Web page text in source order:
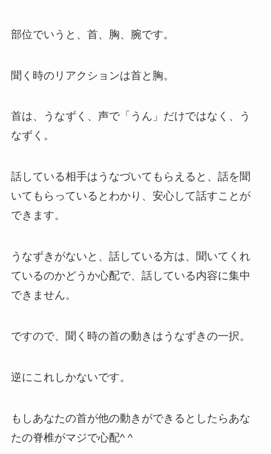
部位でいうと、首、胸、腕です。
聞く時のリアクションは首と胸。
首は、うなずく、声で「うん」だけではなく、う
なずく。
話している相手はうなづいてもらえると、話を聞
いてもらっているとわかり、安心して話すことが
できます。
うなずきがないと、話している方は、聞いてくれ
ているのかどうか心配で、話している内容に集中
できません。
ですので、聞く時の首の動きはうなずきの一択。
逆にこれしかないです。
もしあなたの首が他の動きができるとしたらあな
たの脊椎がマジで心配^ ^